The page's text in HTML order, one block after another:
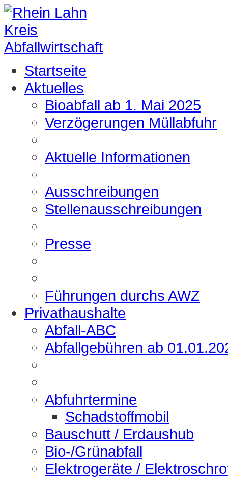
Startseite
Aktuelles
Bioabfall ab 1. Mai 2025
Verzögerungen Müllabfuhr
Aktuelle Informationen
Ausschreibungen
Stellenausschreibungen
Presse
Führungen durchs AWZ
Privathaushalte
Abfall-ABC
Abfallgebühren ab
Abfuhrtermine
Schadstoffmobil
Bauschutt / Erdaushub
Bio-/Grünabfall
Elektrogeräte /